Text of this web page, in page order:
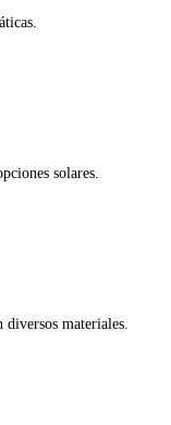
solares.
materiales.